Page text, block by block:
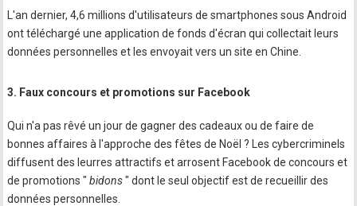
L'an dernier, 4,6 millions d'utilisateurs de smartphones sous Android
ont téléchargé une application de fonds d'écran qui collectait leurs
données personnelles et les envoyait vers un site en Chine.
3. Faux concours et promotions sur Facebook
Qui n'a pas rêvé un jour de gagner des cadeaux ou de faire de
bonnes affaires à l'approche des fêtes de Noël ? Les cybercriminels
diffusent des leurres attractifs et arrosent Facebook de concours et
de promotions " bidons" dont le seul objectif est de recueillir des
données personnelles.